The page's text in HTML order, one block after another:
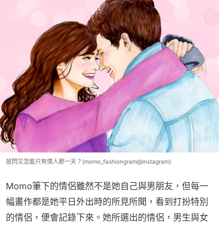
放閃又怎能只有情人節一天？(momo_fashiongram@Instagram)
Momo筆下的情侶雖然不是她自己與男朋友，但每一
幅畫作都是她平日外出時的所見所聞，看到打扮特別
的情侶，便會記錄下來。她所選出的情侶，男生與女